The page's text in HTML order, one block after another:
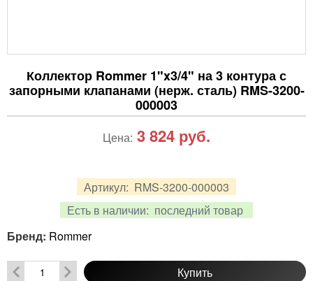
Коллектор Rommer 1"x3/4" на 3 контура с
запорными клапанами (нерж. сталь) RMS-3200-
000003
Артикул: RMS-3200-000003
Есть в наличии: последний товар
Цена: 3 824 руб.
Бренд: Rommer
Купить